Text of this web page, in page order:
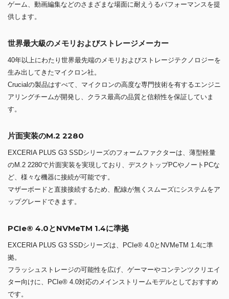
ゲーム、動画編集などのさまざまな場面に耐えうるパフォーマンスを提
供します。
世界最大級のメモリおよびストレージメーカー
40年以上にわたり世界最先端のメモリおよびストレージテクノロジーを
生み出してきたマイクロン社。
Crucialの製品はすべて、マイクロンの高度な専門技術を有するエンジニ
アリングチームが開発し、クラス最高の品質と信頼性を保証していま
す。
片面実装のM.2 2280
EXCERIA PLUS G3 SSDシリーズのフォームファクターは、薄型軽量
のM.2 2280で片面実装を実現しており、デスクトップPCやノートPCな
ど、様々な機器に接続が可能です。
マザーボードと直接接続するため、配線が無くスムーズにシステムをア
ップグレードできます。
PCIe® 4.0とNVMeTM 1.4に準拠
EXCERIA PLUS G3 SSDシリーズは、PCIe® 4.0とNVMeTM 1.4に準
拠。
フラッシュストレージの可能性を広げ、ゲーマーやコンテンツクリエイ
ター向けに、PCIe® 4.0対応のメインストリームモデルとしておすすめ
です。